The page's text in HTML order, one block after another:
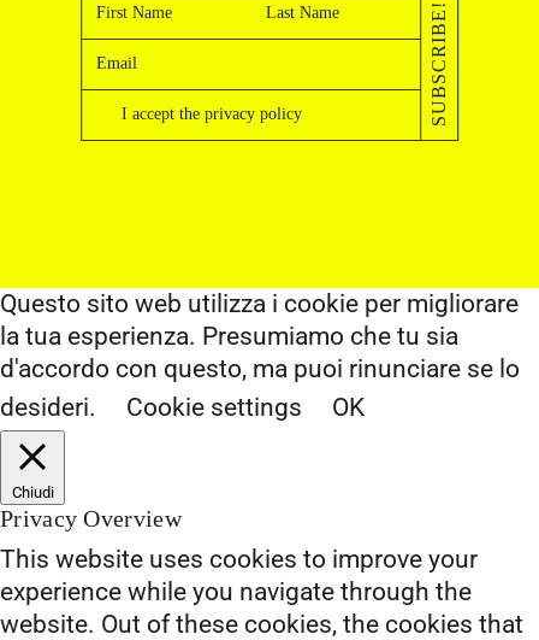
I accept theprivacy policy SUBSCRIBE!
Questo sito web utilizza i cookie per migliorare
la tua esperienza. Presumiamo che tu sia
d'accordo con questo, ma puoi rinunciare se lo
desideri.
Cookie settings OK
Chiudi
Privacy Overview
This website uses cookies to improve your
experience while you navigate through the
website. Out of these cookies, the cookies that